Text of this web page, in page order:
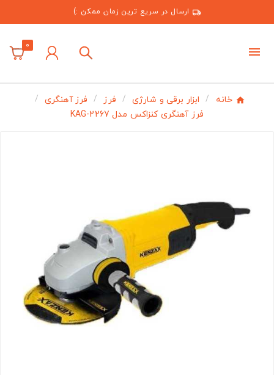
ارسال در سریع ترین زمان ممکن :)
0
خانه ابزار برقی و شارژی فرز
فرز آهنگری
فرز آهنگری کنزاکس مدل KAG-2267